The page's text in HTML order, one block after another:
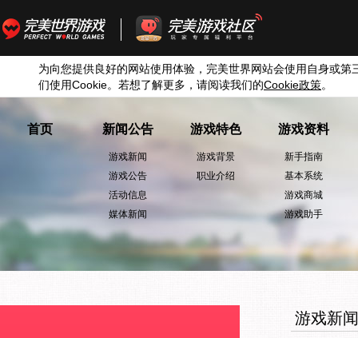
为向您提供良好的网站使用体验，完美世界网站会使用自身或第
们使用Cookie。若想了解更多，请阅读我们的Cookie政策。
首页 新闻公告
游戏新闻
游戏公告
活动信息
媒体新闻
游戏特色
游戏背景
职业介绍
游戏资料
新手指南
基本系统
游戏商城
游戏助手
游戏新闻